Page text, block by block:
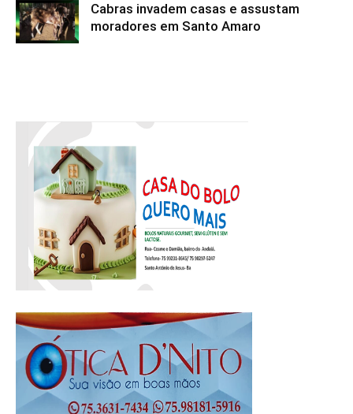
Cabras invadem casas e assustam
moradores em Santo Amaro